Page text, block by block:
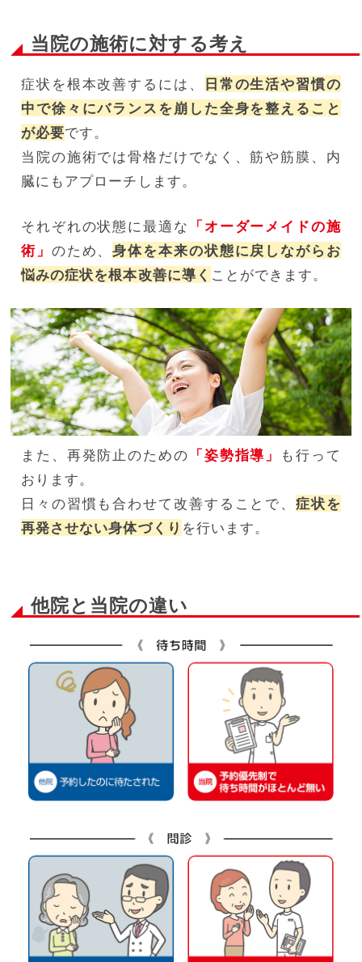
当院の施術に対する考え
症状を根本改善するには、
日常の生活や習慣の
中で徐々にバランスを崩した全身を整えること
が必要です。
当院の施術では骨格だけでなく、筋や筋膜、内
臓にもアプローチします。
それぞれの状態に最適な
「オーダーメイドの施
術」 のため、身体を本来の状態に戻しながらお
悩みの症状を根本改善に導く ことができます。
また、再発防止のための 「姿勢指導」
も行って
おります。
日々の習慣も合わせて改善することで、症状を
再発させない身体づくり を行います。
他院と当院の違い